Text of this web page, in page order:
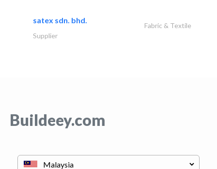
satex sdn. bhd.
Fabric & Textile
Supplier
Buildeey.com